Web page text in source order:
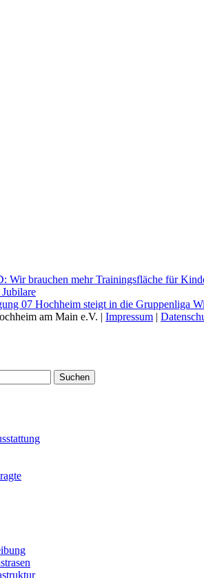
Wir brauchen mehr Trainingsfläche für
07 Hochheim steigt in die Gruppenliga
am Main e.V. | Impressum |
Suchen